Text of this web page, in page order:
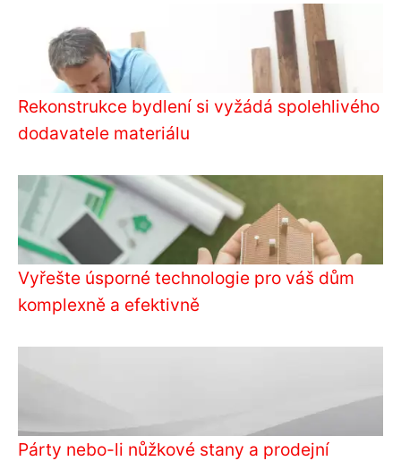
Rekonstrukce bydlení si vyžádá spolehlivého
dodavatele materiálu
Vyřešte úsporné technologie pro váš dům
komplexně a efektivně
Párty nebo-li nůžkové stany a prodejní